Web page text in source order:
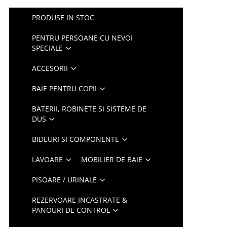
PRODUSE IN STOC
PENTRU PERSOANE CU NEVOI
SPECIALE
ACCESORII
BAIE PENTRU COPII
BATERII, ROBINETE SI SISTEME DE
DUS
BIDEURI SI COMPONENTE
LAVOARE MOBILIER DE BAIE
PISOARE / URINALE
REZERVOARE INCASTRATE &
PANOURI DE CONTROL